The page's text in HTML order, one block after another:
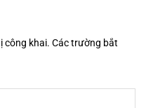
công khai. Các trường bắt